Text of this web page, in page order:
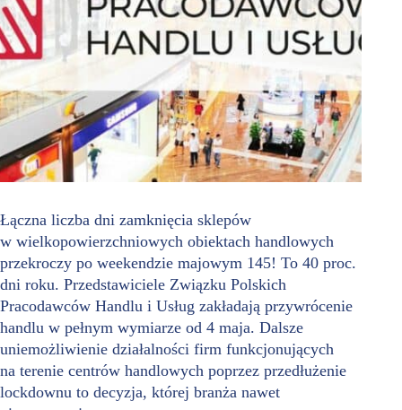
Łączna liczba dni zamknięcia sklepów
w wielkopowierzchniowych obiektach handlowych
przekroczy po weekendzie majowym 145! To 40 proc.
dni roku. Przedstawiciele Związku Polskich
Pracodawców Handlu i Usług zakładają przywrócenie
handlu w pełnym wymiarze od 4 maja. Dalsze
uniemożliwienie działalności firm funkcjonujących
na terenie centrów handlowych poprzez przedłużenie
lockdownu to decyzja, której branża nawet